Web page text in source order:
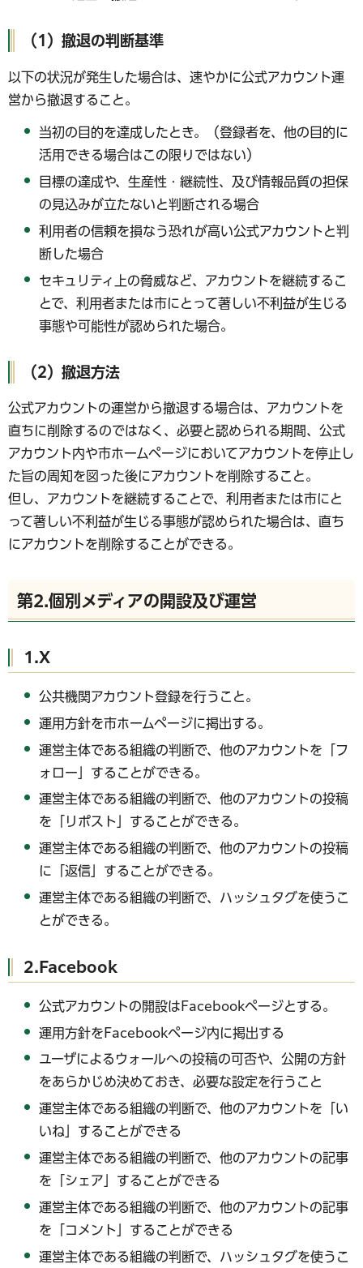
（1）撤退の判断基準
以下の状況が発生した場合は、速やかに公式アカウント運
営から撤退すること。
当初の目的を達成したとき。（登録者を、他の目的に
活用できる場合はこの限りではない）
目標の達成や、生産性・継続性、及び情報品質の担保
の見込みが立たないと判断される場合
利用者の信頼を損なう恐れが高い公式アカウントと判
断した場合
セキュリティ上の脅威など、アカウントを継続するこ
とで、利用者または市にとって著しい不利益が生じる
事態や可能性が認められた場合。
（2）撤退方法
公式アカウントの運営から撤退する場合は、アカウントを
直ちに削除するのではなく、必要と認められる期間、公式
アカウント内や市ホームページにおいてアカウントを停止し
た旨の周知を図った後にアカウントを削除すること。
但し、アカウントを継続することで、利用者または市にと
って著しい不利益が生じる事態が認められた場合は、直ち
にアカウントを削除することができる。
第2.個別メディアの開設及び運営
1.X
公共機関アカウント登録を行うこと。
運用方針を市ホームページに掲出する。
運営主体である組織の判断で、他のアカウントを「フ
ォロー」することができる。
運営主体である組織の判断で、他のアカウントの投稿
を「リポスト」することができる。
運営主体である組織の判断で、他のアカウントの投稿
に「返信」することができる。
運営主体である組織の判断で、ハッシュタグを使うこ
とができる。
2.Facebook
公式アカウントの開設はFacebookページとする。
運用方針をFacebookページ内に掲出する
ユーザによるウォールへの投稿の可否や、公開の方針
をあらかじめ決めておき、必要な設定を行うこと
運営主体である組織の判断で、他のアカウントを「い
いね」することができる
運営主体である組織の判断で、他のアカウントの記事
を「シェア」することができる
運営主体である組織の判断で、他のアカウントの記事
を「コメント」することができる
運営主体である組織の判断で、ハッシュタグを使うこ